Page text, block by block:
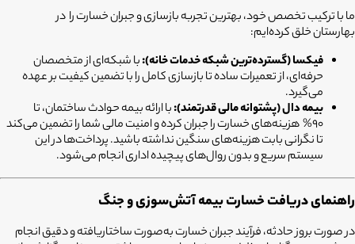
ما با ترکیب تخصص خود، بهترین تجربه بازسازی و جبران خسارت را در
بهارستان خلق کرده‌ایم:
فیکسا (گسترده‌ترین شبکه خدمات خانه):با شبکه‌ای از متخصصان
حرفه‌ای، از تعمیرات ساده تا بازسازی کامل را با تضمین کیفیت بر عهده
می‌گیرد.
بیمه دال (پشتوانه مالی قدرتمند):با ارائه بیمه حوادث ساختمان، تا
90% هزینه‌های خسارت را جبران کرده و امنیت مالی شما را تضمین می‌کند
تا نگرانی بابت هزینه‌های سنگین نداشته باشید. پرداخت‌ها در این
سیستم سریع و بدون روال‌های پیچیده اداری انجام می‌شود.
راهنمای دریافت خسارت بیمه آتش‌سوزی و جنگ
در صورت بروز حادثه، فرآیند جبران خسارت به‌صورت ساختاریافته و دقیق انجام